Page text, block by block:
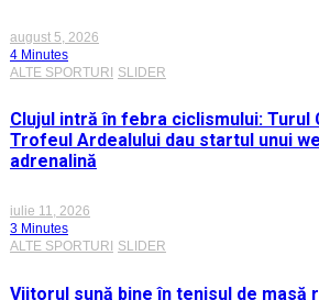
august 5, 2026
4 Minutes
ALTE SPORTURI SLIDER
Clujul intră în febra ciclismului: Turul
Trofeul Ardealului dau startul unui
adrenalină
iulie 11, 2026
3 Minutes
ALTE SPORTURI
SLIDER
Viitorul sună bine în tenisul de masă